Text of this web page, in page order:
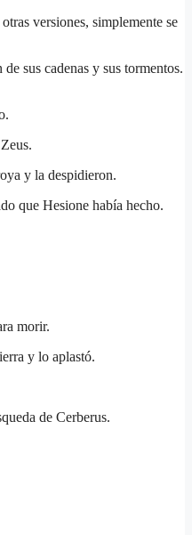
versiones, simplemente se
sus cadenas y sus tormentos.
y la despidieron.
que Hesione había hecho.
morir.
y lo aplastó.
de Cerberus.